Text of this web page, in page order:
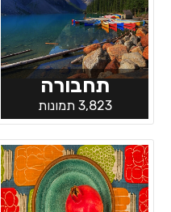
תחבורה
3,823 תמונות